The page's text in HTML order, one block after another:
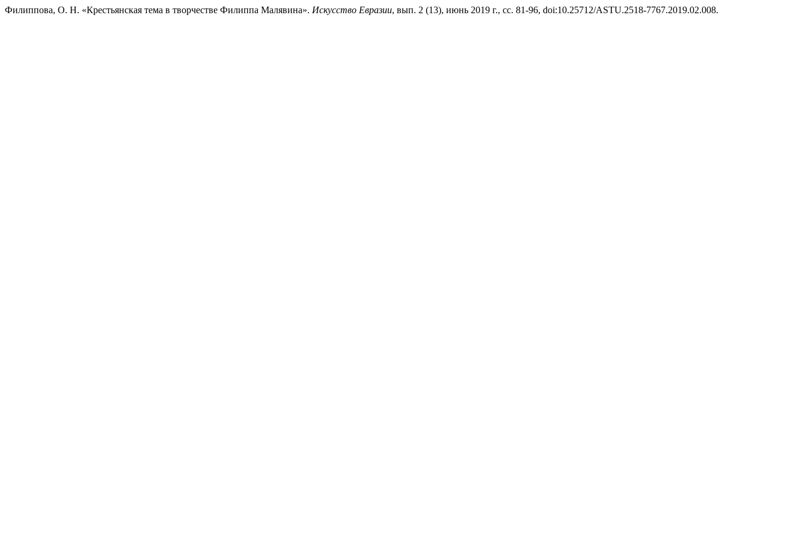
Филиппова, О. Н. «Крестьянская тема в творчестве Филиппа Малявина». Искусство Евразии, вып. 2 (13), июнь 2019 г., сс. 81-96, doi:10.25712/ASTU.2518-7767.2019.02.008.